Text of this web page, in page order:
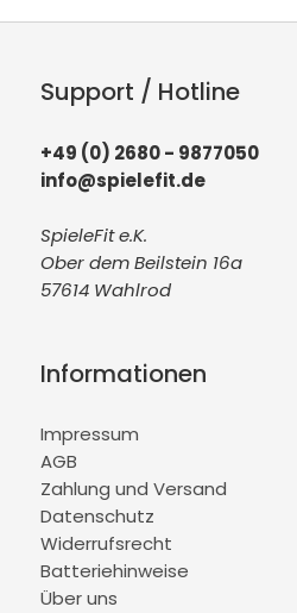
Support / Hotline
+49 (0) 2680 - 9877050
info@spielefit.de
SpieleFit e.K.
Ober dem Beilstein 16a
57614 Wahlrod
Informationen
Impressum
AGB
Zahlung und Versand
Datenschutz
Widerrufsrecht
Batteriehinweise
Über uns